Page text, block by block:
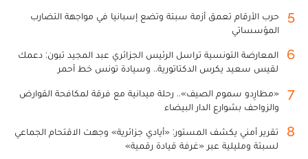
5
حرب الأرقام تعمق أزمة سبتة وتضع إسبانيا في مواجهة التضارب
المؤسساتي
6
المعارضة التونسية تراسل الرئيس الجزائري عبد المجيد تبون: دعمك
لقيس سعيد يكرس الدكتاتورية.. وسيادة تونس خط أحمر
7
«مطارِدو سموم الصيف».. رحلة ميدانية مع فرقة لمكافحة القوارض
والزواحف بشوارع الدار البيضاء
8
تقرير أمني يكشف المستور: «أيادي جزائرية» وجهت الاقتحام الجماعي
لسبتة ومليلية عبر «غرفة قيادة رقمية»